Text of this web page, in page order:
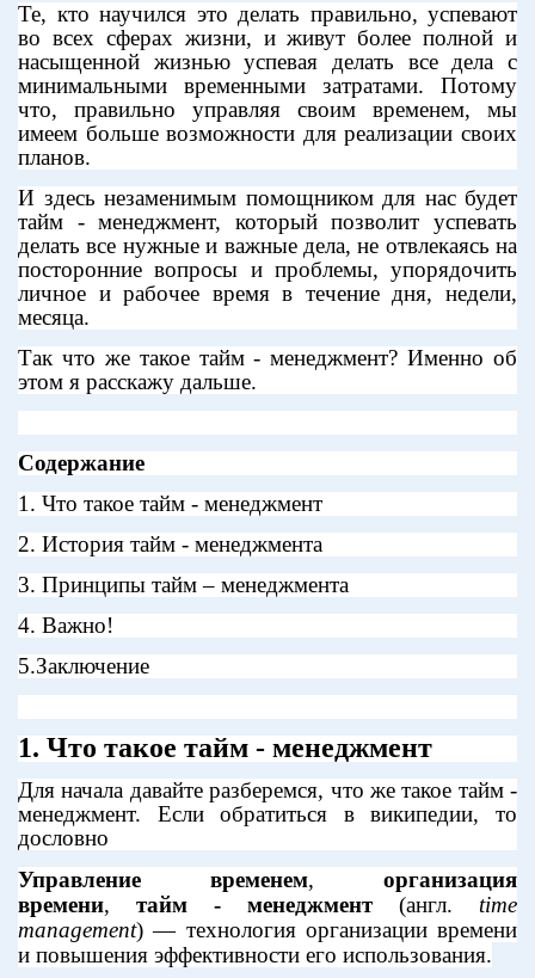
Те, кто научился это делать правильно, успевают
во всех сферах жизни, и живут более полной и
насыщенной жизнью успевая делать все дела с
минимальными временными затратами. Потому
что, правильно управляя своим временем, мы
имеем больше возможности для реализации своих
планов.
И здесь незаменимым помощником для нас будет
тайм - менеджмент, который позволит успевать
делать все нужные и важные дела, не отвлекаясь на
посторонние вопросы и проблемы, упорядочить
личное и рабочее время в течение дня, недели,
месяца.
Так что же такое тайм - менеджмент? Именно об
этом я расскажу дальше.
Содержание
1. Что такое тайм - менеджмент
2. История тайм - менеджмента
3. Принципы тайм – менеджмента
4. Важно!
5.Заключение
1. Что такое тайм - менеджмент
Для начала давайте разберемся, что же такое тайм -
менеджмент. Если обратиться в википедии, то
дословно
Управление временем, организация
времени, тайм - менеджмент(англ.
time
management) — технология организации времени
и повышения эффективности его использования.